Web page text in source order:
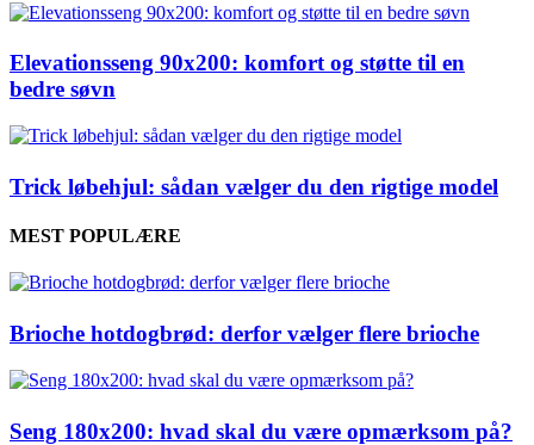
Elevationsseng 90x200: komfort og støtte til en
bedre søvn
Trick løbehjul: sådan vælger du den rigtige model
MEST POPULÆRE
Brioche hotdogbrød: derfor vælger flere brioche
Seng 180x200: hvad skal du være opmærksom på?